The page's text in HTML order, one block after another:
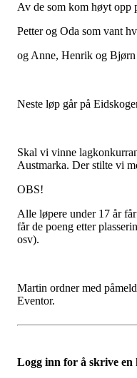
Av de som kom høyt opp
Petter og Oda som vant
og Anne, Henrik og Bjørn
Neste løp går på
Skal vi vinne
Austmarka. Der stilte vi
OBS!
Alle løpere under 17 år
får de poeng etter
osv).
Martin ordner med
Eventor.
Logg inn for å skrive en